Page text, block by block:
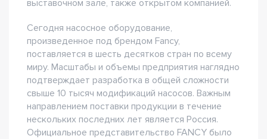
выставочном зале, также открытом компанией.
Сегодня насосное оборудование,
произведенное под брендом Fancy,
поставляется в шесть десятков стран по всему
миру. Масштабы и объемы предприятия наглядно
подтверждает разработка в общей сложности
свыше 10 тысяч модификаций насосов. Важным
направлением поставки продукции в течение
нескольких последних лет является Россия.
Официальное представительство FANCY было